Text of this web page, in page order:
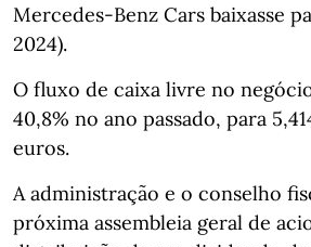
Mercedes-Benz Cars baixasse
2024).
O fluxo de caixa livre no
40,8% no ano passado, para
euros.
A administração e o conselho
próxima assembleia geral de